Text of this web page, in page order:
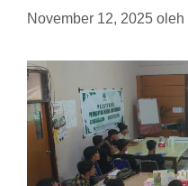
November 12, 2025 oleh